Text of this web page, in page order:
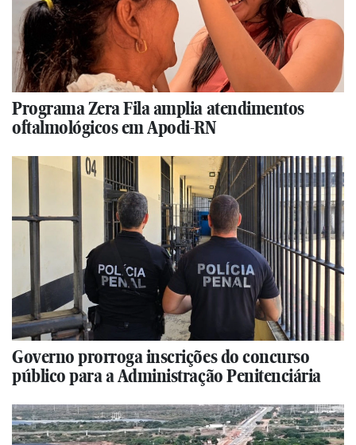
Programa Zera Fila amplia atendimentos
oftalmológicos em Apodi-RN
Governo prorroga inscrições do concurso
público para a Administração Penitenciária